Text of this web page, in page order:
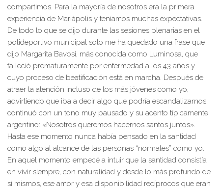
compartimos. Para la mayoría de nosotros era la primera
experiencia de Mariápolis y teníamos muchas expectativas.
De todo lo que se dijo durante las sesiones plenarias en el
polideportivo municipal solo me ha quedado una frase que
dijo Margarita Bavosi, más conocida como Luminosa, que
falleció prematuramente por enfermedad a los 43 años y
cuyo proceso de beatificación está en marcha. Después de
atraer la atención incluso de los más jóvenes como yo,
advirtiendo que iba a decir algo que podría escandalizarnos,
continuó con un tono muy pausado y su acento típicamente
argentino: «Nosotros queremos hacernos santos juntos».
Hasta ese momento nunca había pensado en la santidad
como algo al alcance de las personas “normales” como yo.
En aquel momento empecé a intuir que la santidad consistía
en vivir siempre, con naturalidad y desde lo más profundo de
sí mismos, ese amor y esa disponibilidad recíprocos que eran